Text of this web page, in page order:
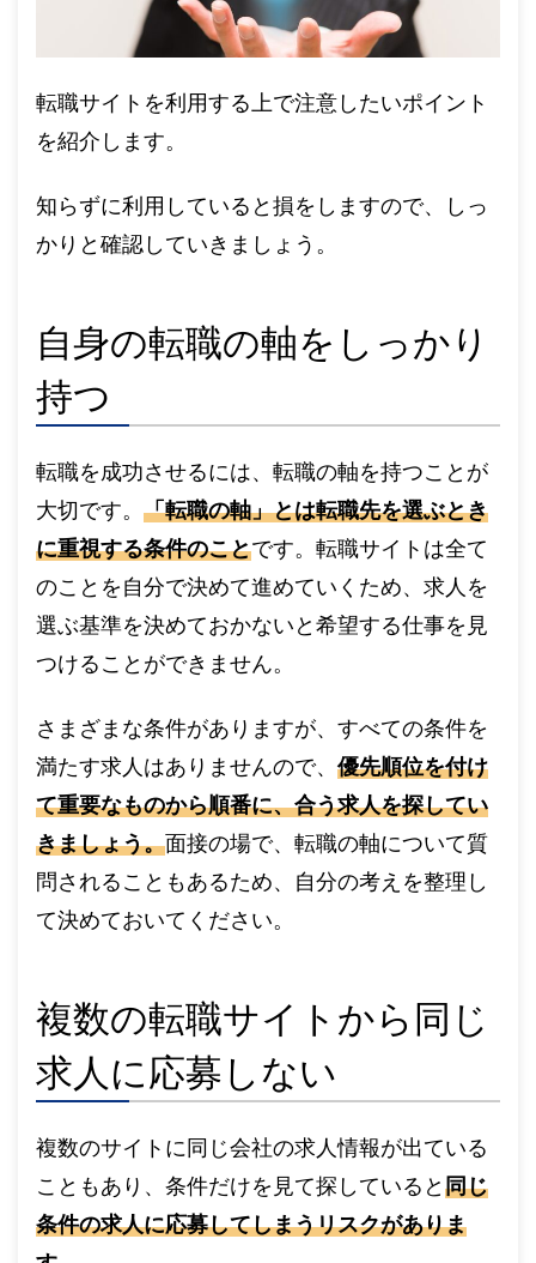
転職サイトを利用する上で注意したいポイント
を紹介します。
知らずに利用していると損をしますので、しっ
かりと確認していきましょう。
自身の転職の軸をしっかり
持つ
転職を成功させるには、転職の軸を持つことが
大切です。 「転職の軸」とは転職先を選ぶとき
に重視する条件のことです。転職サイトは全て
のことを自分で決めて進めていくため、求人を
選ぶ基準を決めておかないと希望する仕事を見
つけることができません。
さまざまな条件がありますが、すべての条件を
満たす求人はありませんので、 優先順位を付け
て重要なものから順番に、合う求人を探してい
きましょう。面接の場で、転職の軸について質
問されることもあるため、自分の考えを整理し
て決めておいてください。
複数の転職サイトから同じ
求人に応募しない
複数のサイトに同じ会社の求人情報が出ている
こともあり、条件だけを見て探していると 同じ
条件の求人に応募してしまうリスクがありま